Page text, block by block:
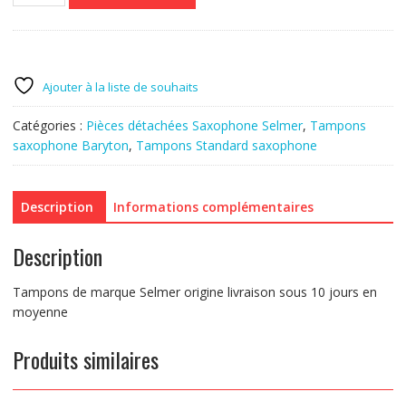
SELMER
pour
saxophone
Baryton
Selmer
Ajouter à la liste de souhaits
Catégories : Pièces détachées Saxophone Selmer, Tampons
saxophone Baryton, Tampons Standard saxophone
Description Informations complémentaires
Description
Tampons de marque Selmer origine livraison sous 10 jours en
moyenne
Produits similaires